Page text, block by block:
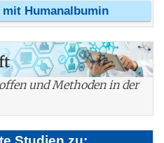
Humanalbumin
und Methoden in der